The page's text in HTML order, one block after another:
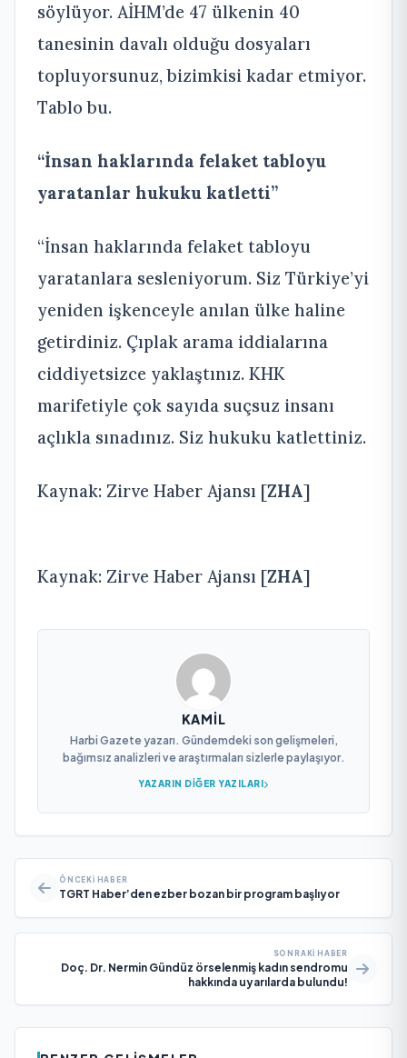
söylüyor. AİHM’de 47 ülkenin 40
tanesinin davalı olduğu dosyaları
topluyorsunuz, bizimkisi kadar etmiyor.
Tablo bu.
“İnsan haklarında felaket tabloyu
yaratanlar hukuku katletti”
“İnsan haklarında felaket tabloyu
yaratanlara sesleniyorum. Siz Türkiye’yi
yeniden işkenceyle anılan ülke haline
getirdiniz. Çıplak arama iddialarına
ciddiyetsizce yaklaştınız. KHK
marifetiyle çok sayıda suçsuz insanı
açlıkla sınadınız. Siz hukuku katlettiniz.
Kaynak: Zirve Haber Ajansı [ZHA]
Kaynak: Zirve Haber Ajansı [ZHA]
KAMIL
Harbi Gazete yazarı. Gündemdeki son gelişmeleri,
bağımsız analizleri ve araştırmaları sizlerle paylaşıyor.
YAZARIN DIĞER YAZILARI
ÖNCEKI HABER
TGRT Haber’den ezber bozan bir program başlıyor
SONRAKI HABER
Doç. Dr. Nermin Gündüz örselenmiş kadın sendromu
hakkında uyarılarda bulundu!